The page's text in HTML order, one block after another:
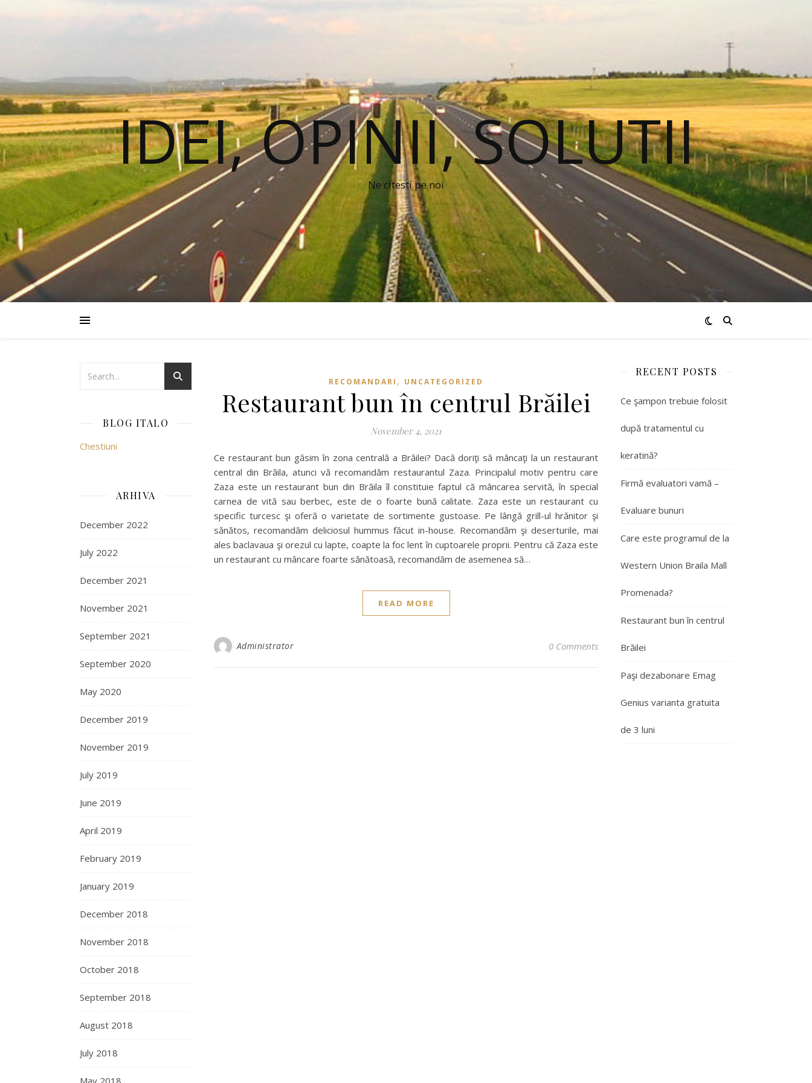
IDEI, OPINII, SOLUTII
Ne citesti pe noi
BLOG ITALO
Chestiuni
ARHIVA
December 2022
July 2022
December 2021
November 2021
September 2021
September 2020
May 2020
December 2019
November 2019
July 2019
June 2019
April 2019
February 2019
January 2019
December 2018
November 2018
October 2018
September 2018
August 2018
July 2018
May 2018
RECOMANDARI , UNCATEGORIZED
Restaurant bun în centrul Brăilei
November 4, 2021
Ce restaurant bun găsim în zona centrală a Brăilei? Dacă doriţi să mâncaţi la un restaurant
central din Brăila, atunci vă recomandăm restaurantul Zaza. Principalul motiv pentru care
Zaza este un restaurant bun din Brăila îl constituie faptul că mâncarea servită, în special
carnea de vită sau berbec, este de o foarte bună calitate. Zaza este un restaurant cu
specific turcesc şi oferă o varietate de sortimente gustoase. Pe lângă grill-ul hrănitor şi
sănătos, recomandăm deliciosul hummus făcut in-house. Recomandăm şi deserturile, mai
ales baclavaua şi orezul cu lapte, coapte la foc lent în cuptoarele proprii. Pentru că Zaza este
un restaurant cu mâncare foarte sănătoasă, recomandăm de asemenea să…
READ MORE
Administrator 0 Comments
RECENT POSTS
Ce şampon trebuie folosit
după tratamentul cu
keratină?
Firmă evaluatori vamă –
Evaluare bunuri
Care este programul de la
Western Union Braila Mall
Promenada?
Restaurant bun în centrul
Brăilei
Paşi dezabonare Emag
Genius varianta gratuita
de 3 luni